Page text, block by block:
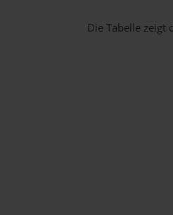
Die Tabelle zeigt